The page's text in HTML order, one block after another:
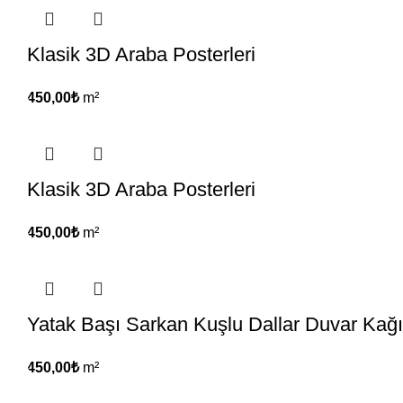
Klasik 3D Araba Posterleri
450,00₺m²
Klasik 3D Araba Posterleri
450,00₺m²
Yatak Başı Sarkan Kuşlu Dallar Duvar
450,00₺m²